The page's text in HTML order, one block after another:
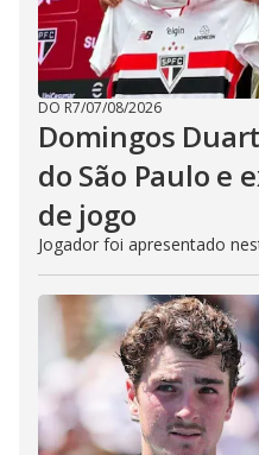
DO R7/07/08/2026
Domingos
do São Paulo e
de jogo
Jogador foi apresentado